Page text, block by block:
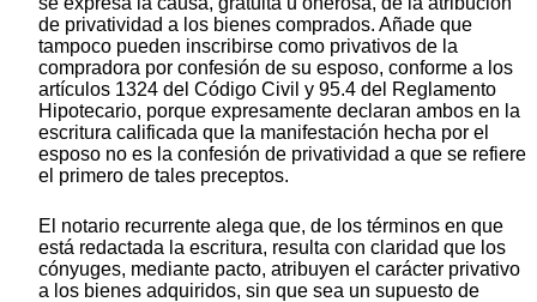
de privatividad a los bienes comprados. Añade que
tampoco pueden inscribirse como privativos de la
compradora por confesión de su esposo, conforme a los
artículos 1324 del Código Civil y 95.4 del Reglamento
Hipotecario, porque expresamente declaran ambos en la
escritura calificada que la manifestación hecha por el
esposo no es la confesión de privatividad a que se refiere
el primero de tales preceptos.
El notario recurrente alega que, de los términos en que
está redactada la escritura, resulta con claridad que los
cónyuges, mediante pacto, atribuyen el carácter privativo
a los bienes adquiridos, sin que sea un supuesto de